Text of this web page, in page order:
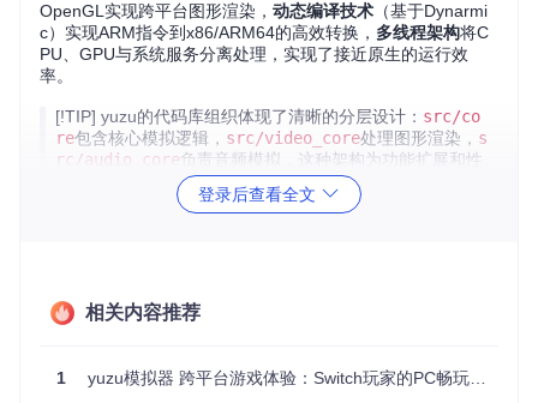
OpenGL实现跨平台图形渲染， 动态编译技术 （基于Dynarmi
c）实现ARM指令到x86/ARM64的高效转换， 多线程架构将C
PU、GPU与系统服务分离处理，实现了接近原生的运行效
率。
[!TIP] yuzu的代码库组织体现了清晰的分层设计： src/co
re包含核心模拟逻辑， src/video_core处理图形渲染， s
rc/audio_core负责音频模拟，这种架构为功能扩展和性
能优化提供了良好基础。
图形
Vulkan/Ope
shad
异步编译+缓
减少游戏加载时间，避免运行中
登录后查看全文
相关内容推荐
1 yuzu模拟器 跨平台游戏体验：Switch玩家的PC畅玩指南